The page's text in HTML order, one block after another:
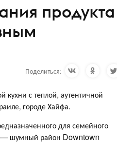
продукта
Поделиться:
с теплой, аутентичной
городе Хайфа.
для семейного
— шумный район Downtown